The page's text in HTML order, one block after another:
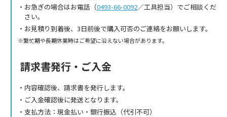
お急ぎの場合はお電話（0493-66-0092／工具担当）でご相談くだ
さい。
お見積り到着後、3日前後で購入可否のご連絡をお願いします。
繁忙期や長期休業時はご希望に沿えない場合があります。
請求書発行・ご入金
内容確認後、請求書を発行します。
ご入金確認後に発送となります。
支払方法：現金払い・銀行振込（代引不可）